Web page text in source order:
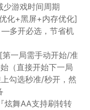
游戏时间周期
化+黑屏+内存优化]
—多开必选，节省机
一局需手动开始/准
（直接开始下一局
勾选秒准/秒开，然
炫舞AA支持刷转转